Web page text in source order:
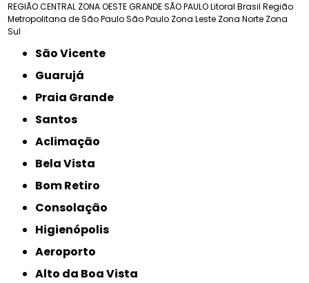
REGIÃO CENTRAL ZONA OESTEGRANDE SÃO PAULOLitoral Brasil Região
Metropolitana de São PauloSão Paulo Zona Leste Zona Norte Zona
Sul
São Vicente
Guarujá
Praia Grande
Santos
Aclimação
Bela Vista
Bom Retiro
Consolação
Higienópolis
Aeroporto
Alto da Boa Vista